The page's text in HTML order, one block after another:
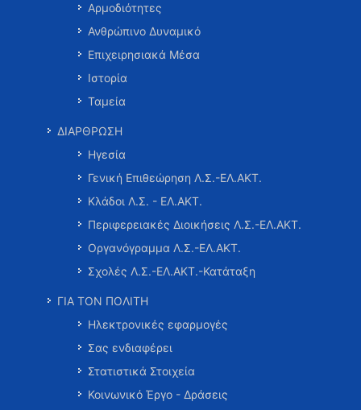
Αρμοδιότητες
Ανθρώπινο Δυναμικό
Επιχειρησιακά Μέσα
Ιστορία
Ταμεία
ΔΙΑΡΘΡΩΣΗ
Ηγεσία
Γενική Επιθεώρηση Λ.Σ.-ΕΛ.ΑΚΤ.
Κλάδοι Λ.Σ. - ΕΛ.ΑΚΤ.
Περιφερειακές Διοικήσεις Λ.Σ.-ΕΛ.ΑΚΤ.
Οργανόγραμμα Λ.Σ.-ΕΛ.ΑΚΤ.
Σχολές Λ.Σ.-ΕΛ.ΑΚΤ.-Κατάταξη
ΓΙΑ ΤΟΝ ΠΟΛΙΤΗ
Ηλεκτρονικές εφαρμογές
Σας ενδιαφέρει
Στατιστικά Στοιχεία
Κοινωνικό Έργο - Δράσεις